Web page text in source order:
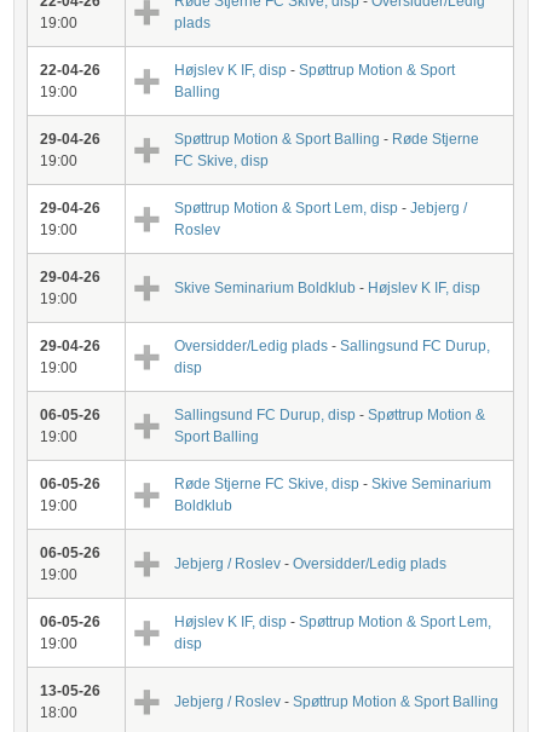
19:00
plads
22-04-26
19:00
Højslev K IF, disp -Spøttrup Motion & Sport
Balling
29-04-26
19:00
Spøttrup Motion & Sport Balling - Røde Stjerne
FC Skive, disp
29-04-26
19:00
Spøttrup Motion & Sport Lem, disp -Jebjerg /
Roslev
29-04-26
19:00
Skive Seminarium Boldklub - Højslev K IF, disp
29-04-26
19:00
Oversidder/Ledig plads -Sallingsund FC Durup,
disp
06-05-26
19:00
Sallingsund FC Durup, disp -Spøttrup Motion &
Sport Balling
06-05-26
19:00
Røde Stjerne FC Skive, disp -Skive Seminarium
Boldklub
06-05-26
19:00
Jebjerg / Roslev -Oversidder/Ledig plads
06-05-26
19:00
Højslev K IF, disp -Spøttrup Motion & Sport Lem,
disp
13-05-26
18:00
Jebjerg / Roslev -Spøttrup Motion & Sport Balling